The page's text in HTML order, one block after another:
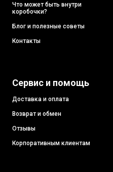
Что может быть внутри
коробочки?
Блог и полезные советы
Контакты
Сервис и помощь
Доставка и оплата
Возврат и обмен
Отзывы
Корпоративным клиентам